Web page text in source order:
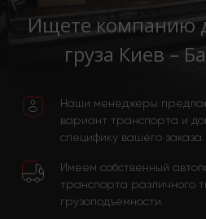
Ищете компанию
груза Киев –
Наши менеджеры
вариант транспорта и
специфику вашего заказа.
Имеем собственный
транспорта различного
грузоподъемности.